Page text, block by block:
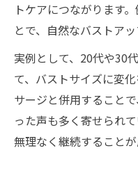
トケアにつながります
とで、自然なバストア
実例として、20代や30
て、バストサイズに変
サージと併用すること
った声も多く寄せられ
無理なく継続することが